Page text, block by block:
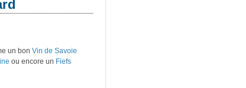
un bon Vin de Savoie
ou encore un Fiefs